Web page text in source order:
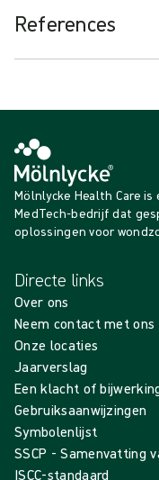
References
Mölnlycke Health Care
MedTech-bedrijf dat
oplossingen voor
Directe links
Over ons
Neem contact met ons
Onze locaties
Jaarverslag
Een klacht of
Gebruiksaanwijzingen
Symbolenlijst
SSCP - Samenvatting
ISCC-standaard